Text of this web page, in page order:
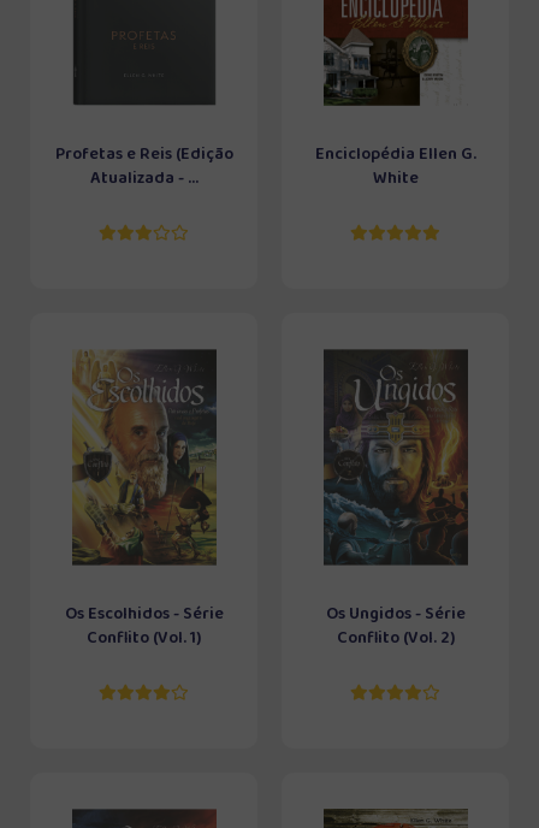
Profetas e Reis (Edição
Atualizada - ...
Enciclopédia Ellen G.
White
Os Escolhidos - Série
Conflito (Vol. 1)
Os Ungidos - Série
Conflito (Vol. 2)